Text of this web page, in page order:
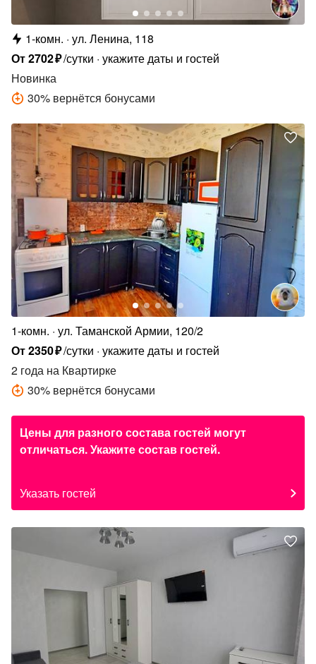
1-комн. ул. Ленина, 118
От2702₽/сутки укажите даты и гостей
Новинка
30% вернётся бонусами
1-комн. ул. Таманской Армии, 120/2
От2350₽/сутки укажите даты и гостей
2 года на Квартирке
30% вернётся бонусами
Цены для разного состава гостей могут
отличаться. Укажите состав гостей.
Указать гостей